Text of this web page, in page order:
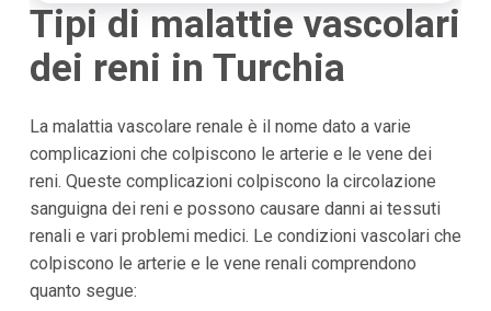
Tipi di malattie vascolari
dei reni in Turchia
La malattia vascolare renale è il nome dato a varie
complicazioni che colpiscono le arterie e le vene dei
reni. Queste complicazioni colpiscono la circolazione
sanguigna dei reni e possono causare danni ai tessuti
renali e vari problemi medici. Le condizioni vascolari che
colpiscono le arterie e le vene renali comprendono
quanto segue: